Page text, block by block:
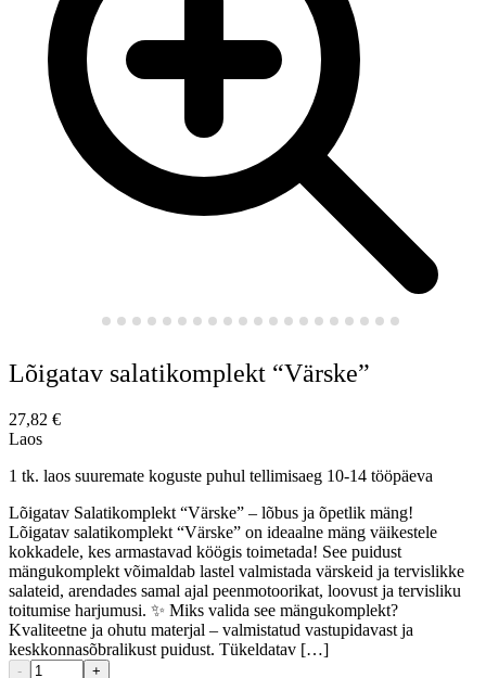
Lõigatav salatikomplekt “Värske”
27,82 €
Laos
1 tk. laos suuremate koguste puhul tellimisaeg 10-14 tööpäeva
Lõigatav Salatikomplekt “Värske” – lõbus ja õpetlik mäng!
Lõigatav salatikomplekt “Värske” on ideaalne mäng väikestele
kokkadele, kes armastavad köögis toimetada! See puidust
mängukomplekt võimaldab lastel valmistada värskeid ja tervislikke
salateid, arendades samal ajal peenmotoorikat, loovust ja tervisliku
toitumise harjumusi. ✨ Miks valida see mängukomplekt?
Kvaliteetne ja ohutu materjal – valmistatud vastupidavast ja
keskkonnasõbralikust puidust. Tükeldatav […]
- +